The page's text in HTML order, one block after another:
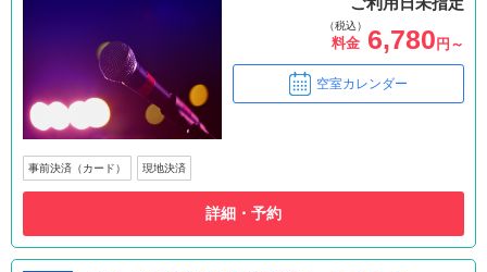
（税込）
料金 6,780円～
空室カレンダー
事前決済（カード） 現地決済
詳細・予約